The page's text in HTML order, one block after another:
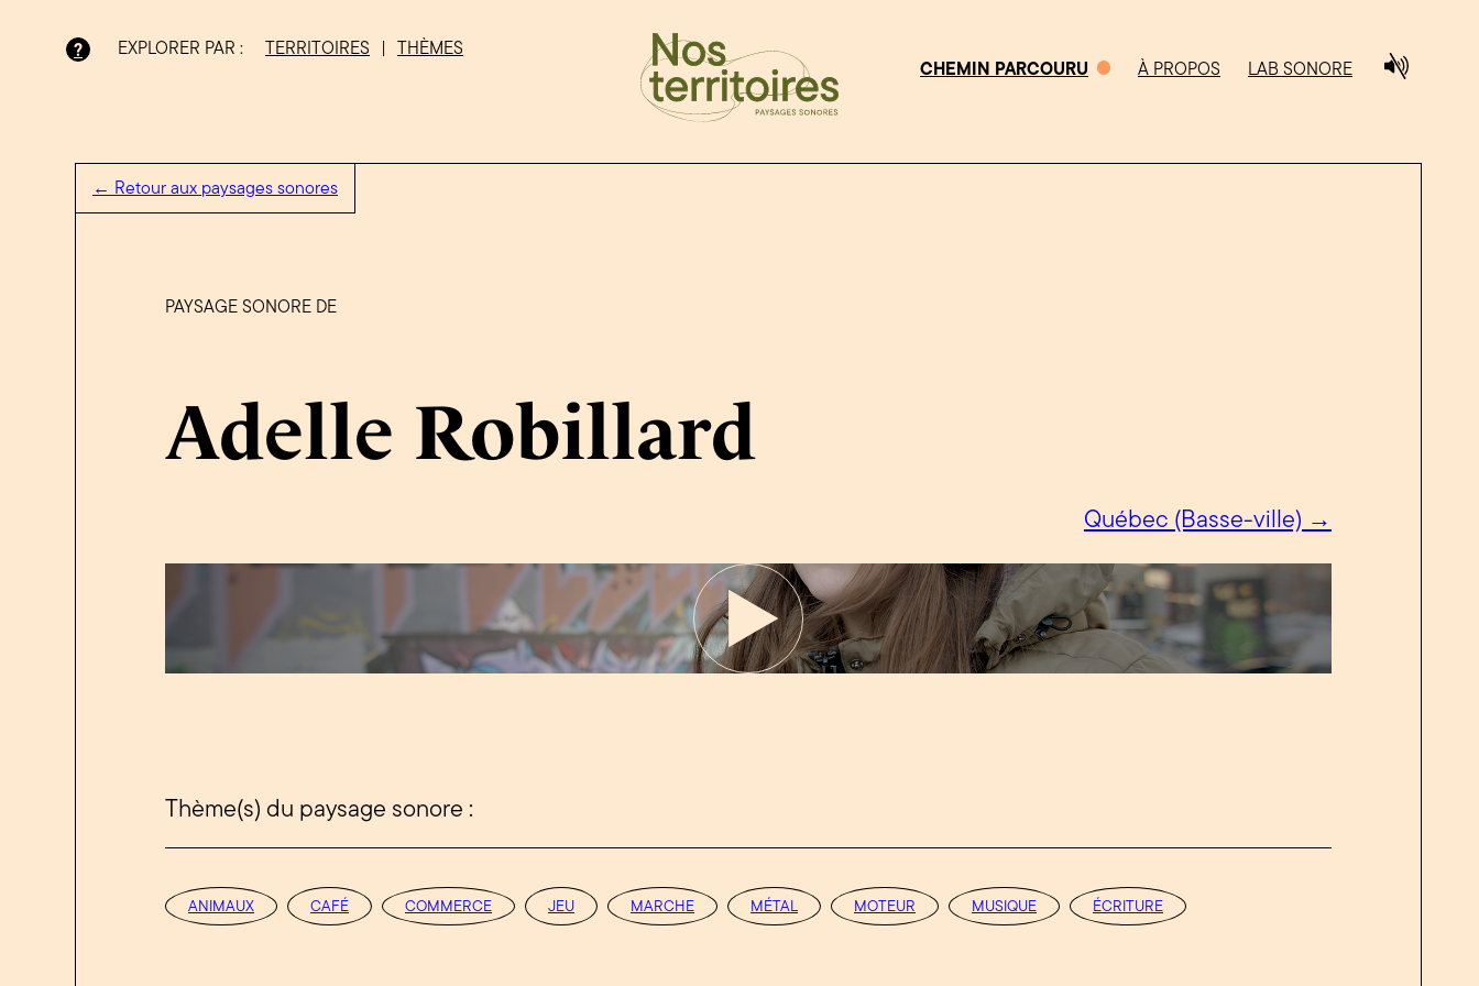
? EXPLORER PAR : TERRITOIRES
THÈMES
CHEMIN PARCOURU
À PROPOS LAB SONORE
← Retour aux paysages sonores
PAYSAGE SONORE DE
Adelle Robillard
Québec (Basse-ville) →
Thème(s) du paysage sonore :
ANIMAUX CAFÉ COMMERCE JEU MARCHE MÉTAL MOTEUR MUSIQUE ÉCRITURE